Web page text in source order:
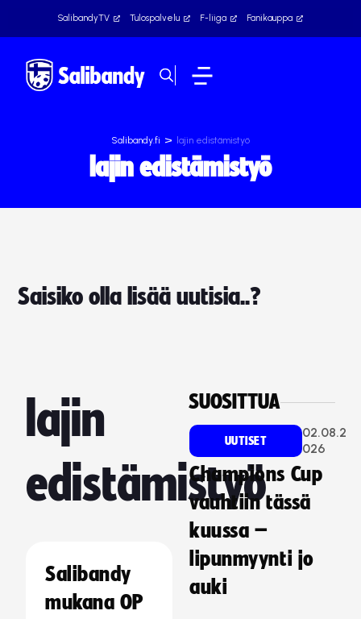
SalibandyTV Tulospalvelu F-liiga Fanikauppa
Salibandy.fi > lajin edistämistyö
lajin edistämistyö
Saisiko olla lisää uutisia..?
lajin
edistämistyö
Salibandy
mukana OP
SUOSITTUA
UUTISET
02.08.2
026
Champions Cup
vauhtiin tässä
kuussa –
lipunmyynti jo
auki